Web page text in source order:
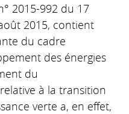
2015-992 du 17
2015, contient
du cadre
des énergies
du
à la transition
verte a, en effet,